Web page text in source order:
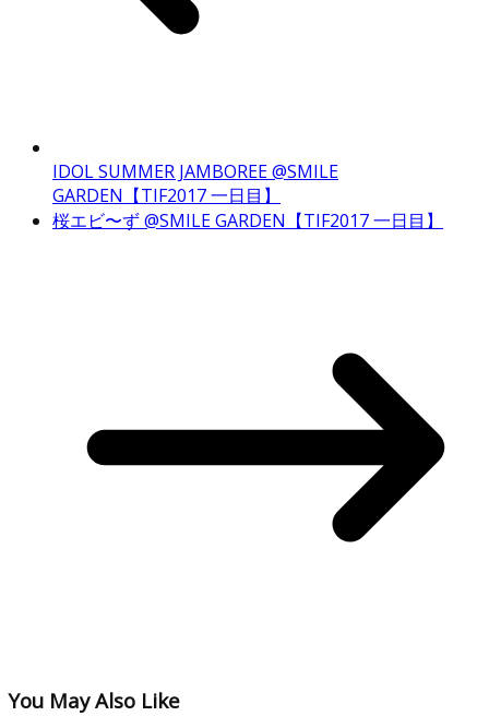
IDOL SUMMER JAMBOREE @SMILE
GARDEN【TIF2017 一日目】
桜エビ〜ず @SMILE GARDEN【TIF2017 一日目】
You May Also Like